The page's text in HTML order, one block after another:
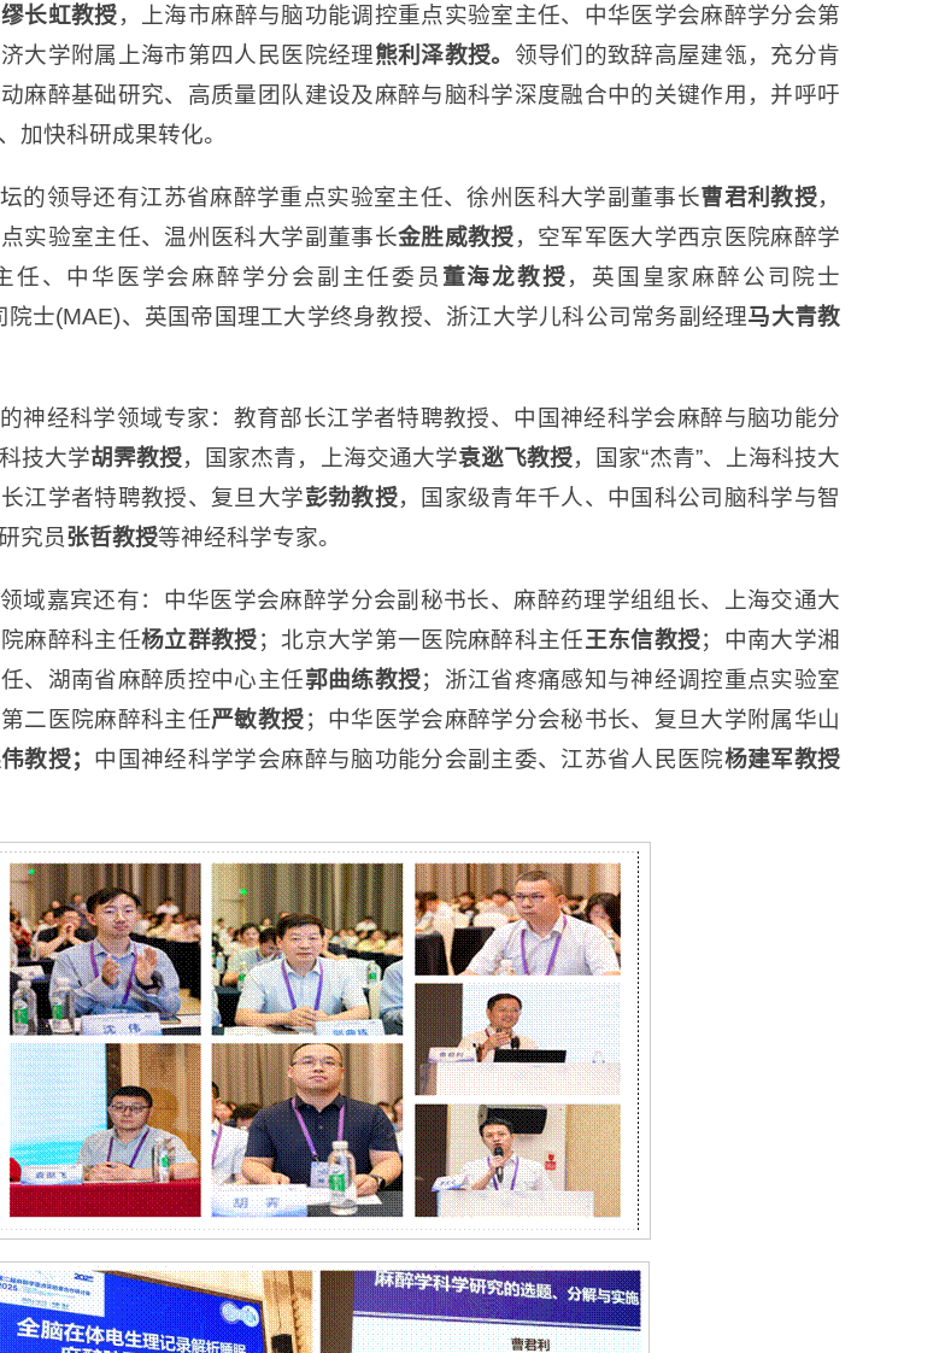
缪长虹教授，上海市麻醉与脑功能调控重点实验室主任、中华医学会麻醉学分会第
大学附属上海市第四人民医院经理熊利泽教授。 领导们的致辞高屋建瓴，充分肯
麻醉基础研究、高质量团队建设及麻醉与脑科学深度融合中的关键作用，并呼吁
加快科研成果转化。
的领导还有江苏省麻醉学重点实验室主任、徐州医科大学副董事长曹君利教授，
实验室主任、温州医科大学副董事长金胜威教授，空军军医大学西京医院麻醉学
任、中华医学会麻醉学分会副主任委员 董海龙教授，英国皇家麻醉公司院士
院士(MAE)、英国帝国理工大学终身教授、浙江大学儿科公司常务副经理马大青教
神经科学领域专家：教育部长江学者特聘教授、中国神经科学会麻醉与脑功能分
技大学胡霁教授，国家杰青，上海交通大学袁逖飞教授，国家“杰青”、上海科技大
江学者特聘教授、复旦大学彭勃教授，国家级青年千人、中国科公司脑科学与智
究员张哲教授等神经科学专家。
域嘉宾还有：中华医学会麻醉学分会副秘书长、麻醉药理学组组长、上海交通大
麻醉科主任杨立群教授；北京大学第一医院麻醉科主任王东信教授；中南大学湘
、湖南省麻醉质控中心主任郭曲练教授；浙江省疼痛感知与神经调控重点实验室
二医院麻醉科主任严敏教授；中华医学会麻醉学分会秘书长、复旦大学附属华山
教授； 中国神经科学学会麻醉与脑功能分会副主委、江苏省人民医院杨建军教授